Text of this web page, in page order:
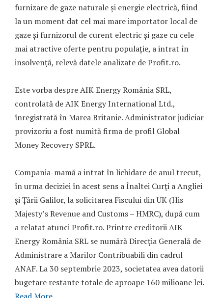
furnizare de gaze naturale și energie electrică, fiind
la un moment dat cel mai mare importator local de
gaze și furnizorul de curent electric și gaze cu cele
mai atractive oferte pentru populație, a intrat în
insolvență, relevă datele analizate de Profit.ro.
Este vorba despre AIK Energy România SRL,
controlată de AIK Energy International Ltd.,
înregistrată în Marea Britanie. Administrator judiciar
provizoriu a fost numită firma de profil Global
Money Recovery SPRL.
Compania-mamă a intrat în lichidare de anul trecut,
în urma deciziei în acest sens a Înaltei Curți a Angliei
și Țării Galilor, la solicitarea Fiscului din UK (His
Majesty’s Revenue and Customs – HMRC), după cum
a relatat atunci Profit.ro. Printre creditorii AIK
Energy România SRL se numără Direcția Generală de
Administrare a Marilor Contribuabili din cadrul
ANAF. La 30 septembrie 2023, societatea avea datorii
bugetare restante totale de aproape 160 milioane lei.